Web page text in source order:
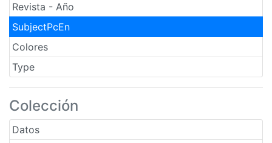
Revista - Año
SubjectPcEn
Colores
Type
Colección
Datos